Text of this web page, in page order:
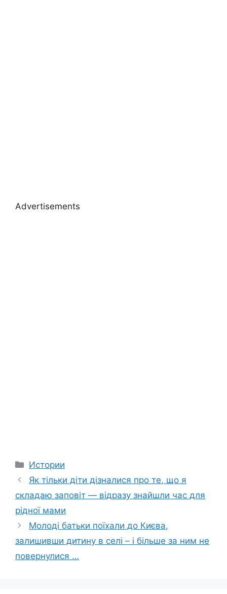
Advertisements
Categories
Истории
Як тільки діти дізналися про те, що я
складаю заповіт — відразу знайшли час для
рідної мами
Молоді батьки поїхали до Києва,
залишивши дитину в селі – і більше за ним не
повернулися …